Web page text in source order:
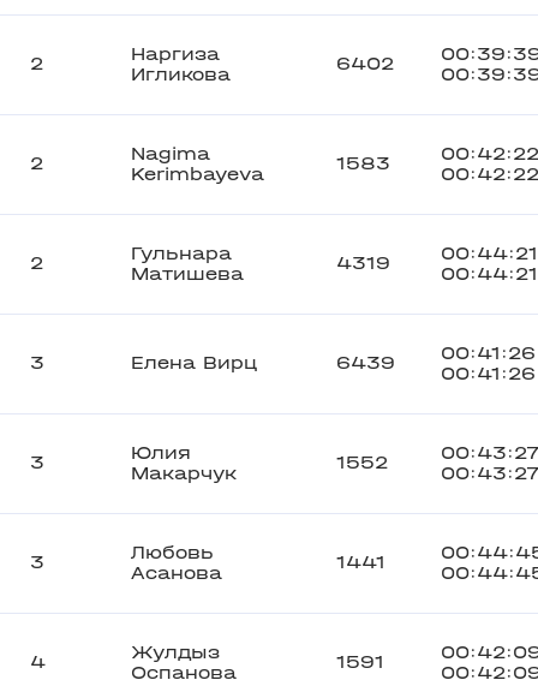
2
Наргиза
Игликова
6402
2
Nagima
Kerimbayeva
1583
00:42:22
00:42:22
2
Гульнара
Матишева
4319
00:44:21
00:44:21
3 Елена Вирц 6439
00:41:26
00:41:26
3
Юлия
Макарчук
1552
00:43:27
00:43:27
3
Любовь
Асанова
1441
4
Жулдыз
Оспанова
1591